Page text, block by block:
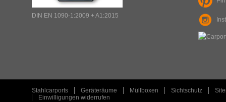
ART
TYP :
ORT :
DIN EN 1090-1:2009 + A1:2015
Stahlcarports Geräteräume Müllboxen Sichtschutz
Einwilligungen widerrufen